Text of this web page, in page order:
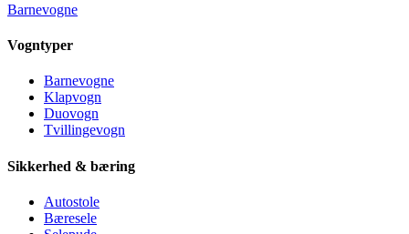
Barnevogne
Vogntyper
Barnevogne
Klapvogn
Duovogn
Tvillingevogn
Sikkerhed & bæring
Autostole
Bæresele